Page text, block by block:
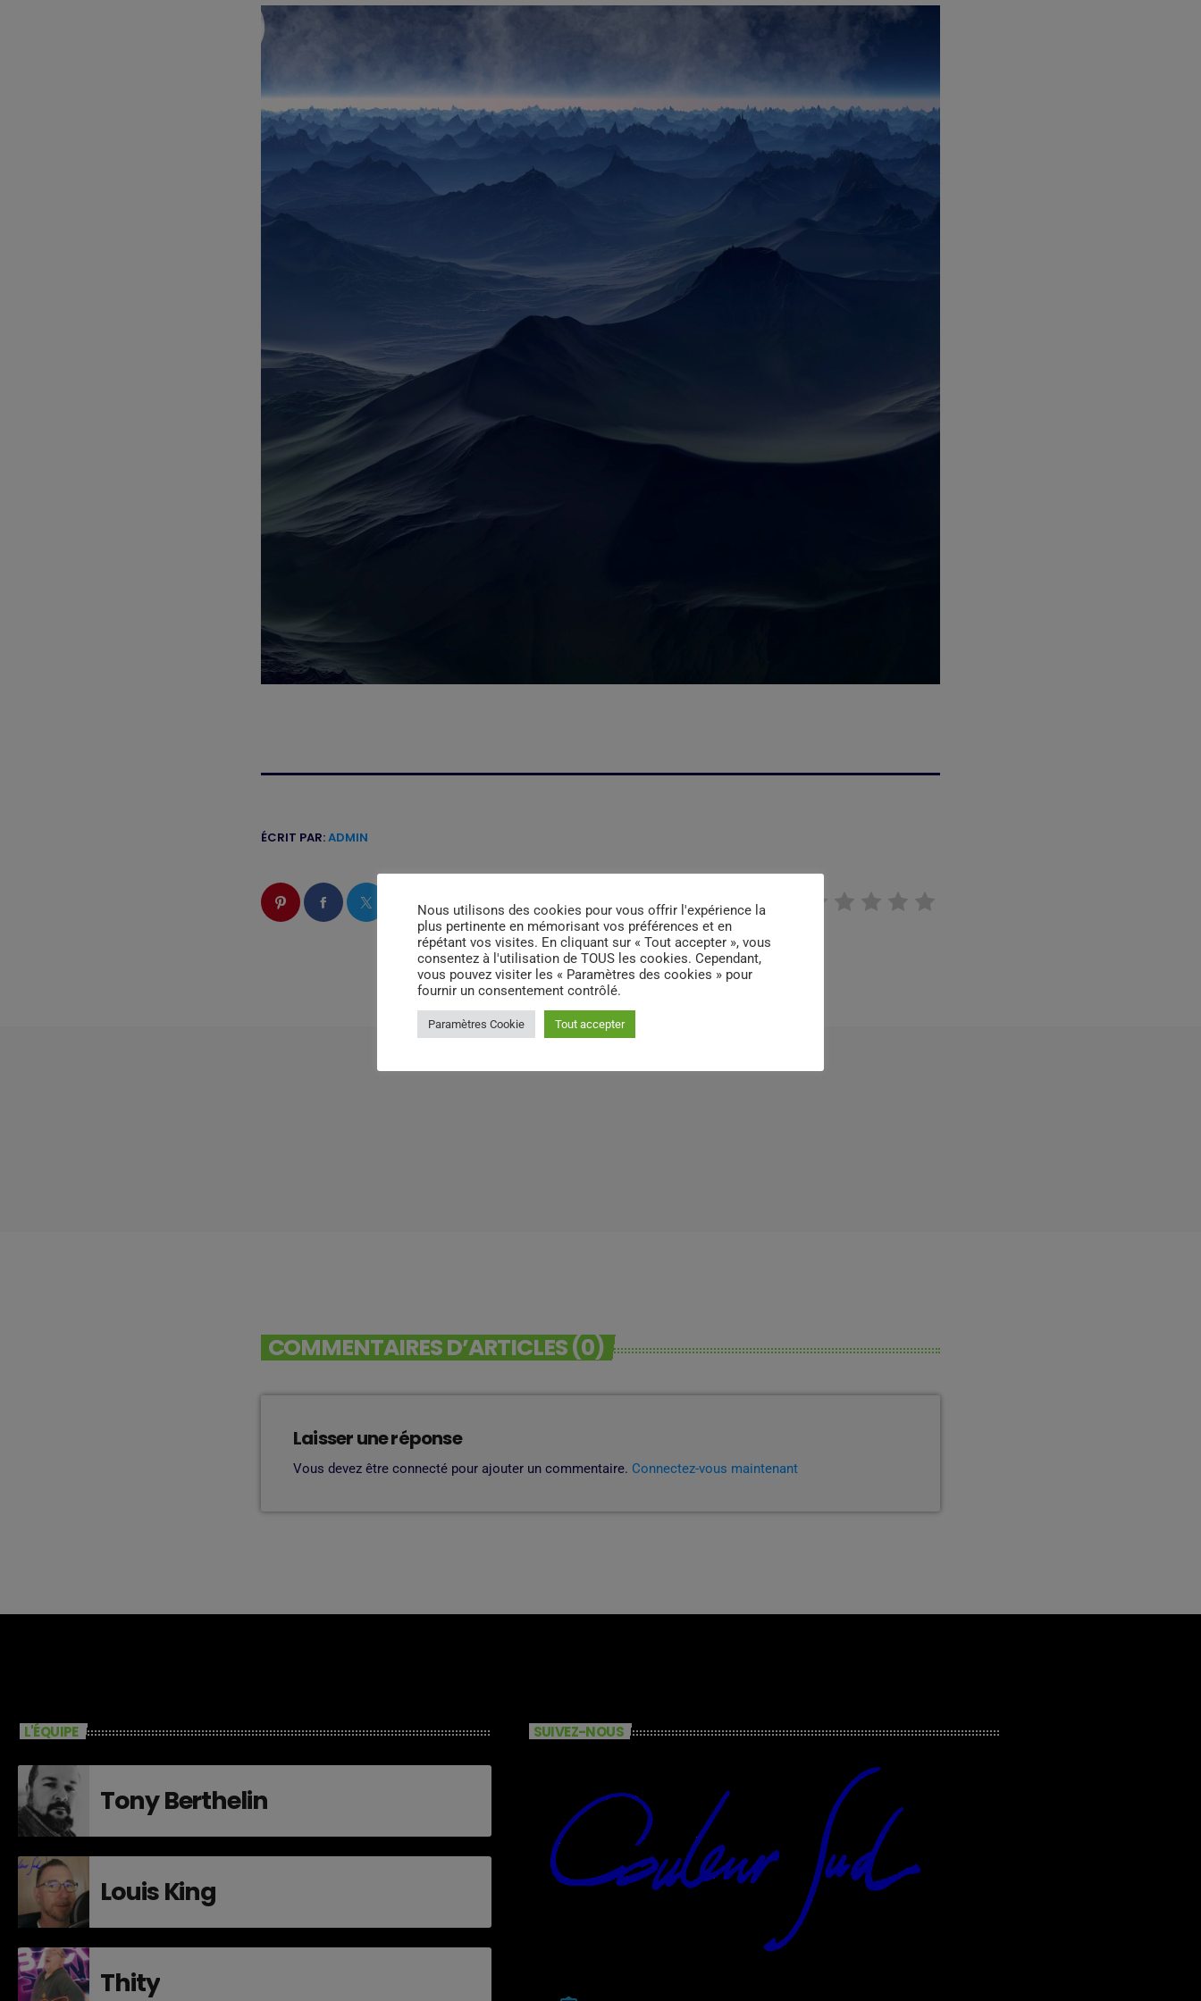
ÉCRIT PAR:ADMIN
email
COMMENTAIRES D’ARTICLES (0)
Laisser une réponse
Vous devez être connecté pour ajouter un commentaire. Connectez-vous maintenant
L'ÉQUIPE
Tony Berthelin
Louis King
Thity
SUIVEZ-NOUS
Nous utilisons des cookies pour vous offrir l'expérience la
plus pertinente en mémorisant vos préférences et en
répétant vos visites. En cliquant sur « Tout accepter », vous
consentez à l'utilisation de TOUS les cookies. Cependant,
vous pouvez visiter les « Paramètres des cookies » pour
fournir un consentement contrôlé.
Paramètres Cookie Tout accepter